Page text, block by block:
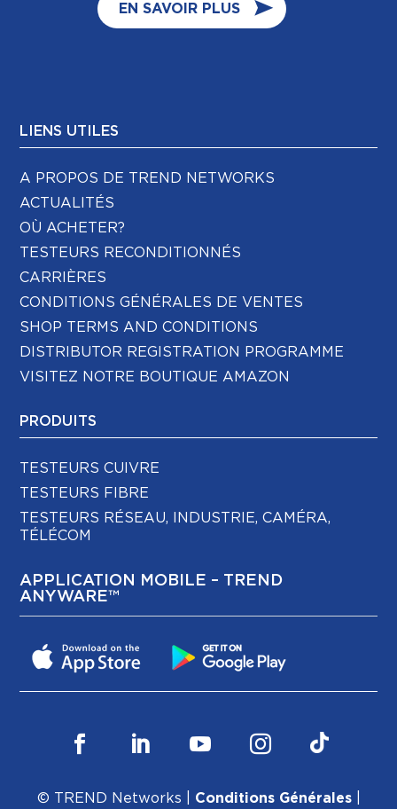
EN SAVOIR PLUS
LIENS UTILES
A PROPOS DE TREND NETWORKS
ACTUALITÉS
OÙ ACHETER?
TESTEURS RECONDITIONNÉS
CARRIÈRES
CONDITIONS GÉNÉRALES DE VENTES
SHOP TERMS AND CONDITIONS
DISTRIBUTOR REGISTRATION PROGRAMME
VISITEZ NOTRE BOUTIQUE AMAZON
PRODUITS
TESTEURS CUIVRE
TESTEURS FIBRE
TESTEURS RÉSEAU, INDUSTRIE, CAMÉRA,
TÉLÉCOM
APPLICATION MOBILE – TREND
ANYWARE™
© TREND Networks | Conditions Générales|